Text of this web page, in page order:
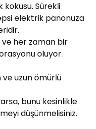
kokusu. Sürekli
elektrik panonuza
ve her zaman bir
oluyor.
ve uzun ömürlü
bunu kesinlikle
düşünmelisiniz.